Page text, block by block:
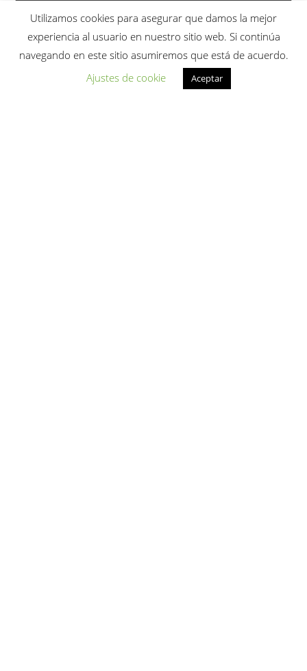
Utilizamos cookies para asegurar que damos la mejor
experiencia al usuario en nuestro sitio web. Si continúa
navegando en este sitio asumiremos que está de acuerdo.
Ajustes de cookie
Aceptar